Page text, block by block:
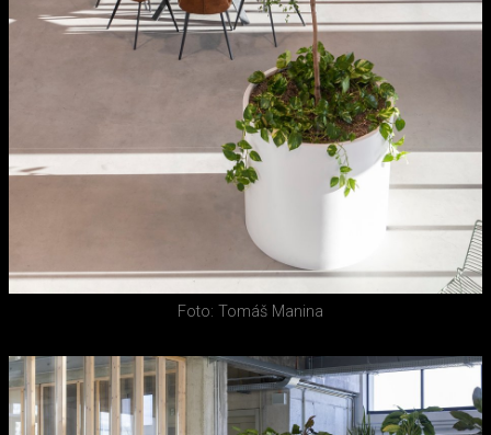
Foto: Tomáš Manina